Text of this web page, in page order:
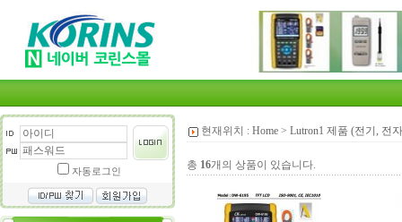
자동로그인
현재위치 : Home > Lutron1 제품 (전기, 전
총 16개의 상품이 있습니다.